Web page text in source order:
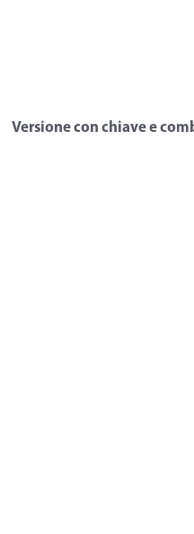
Versione con chiave e